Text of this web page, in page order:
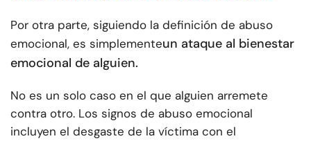
Por otra parte, siguiendo la definición de abuso
emocional, es simplementeun ataque al bienestar
emocional de alguien.
No es un solo caso en el que alguien arremete
contra otro. Los signos de abuso emocional
incluyen el desgaste de la víctima con el